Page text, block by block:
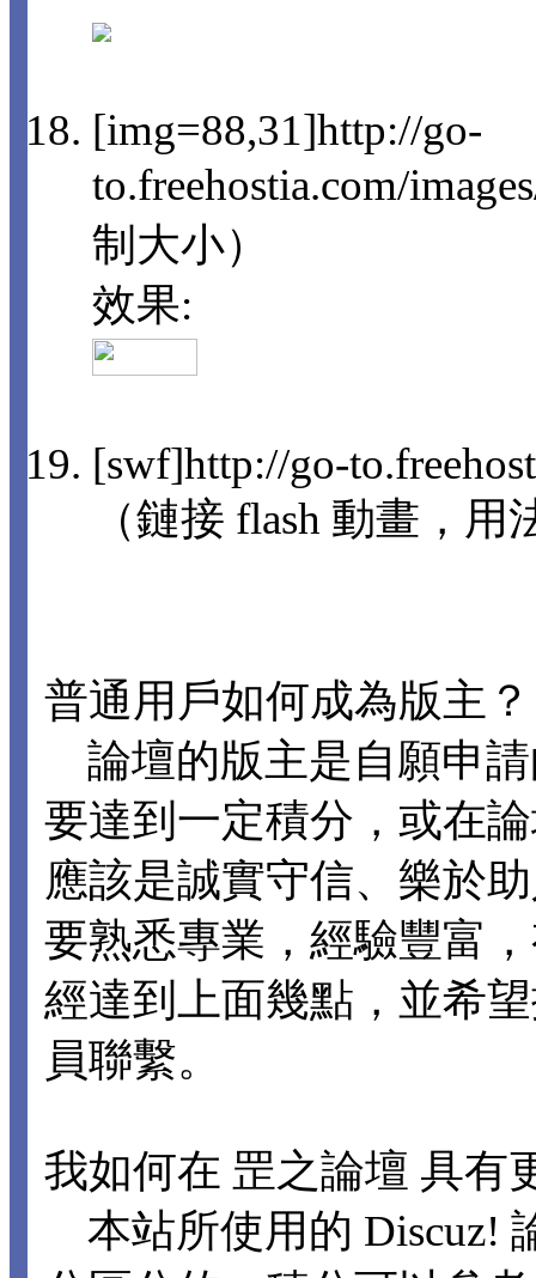
[img=88,31]http://go-
to.freehostia.com/
制大小）
效果:
[swf]http://go-
（鏈接 flash 動畫，
普通用戶如何成為版主？
論壇的版主是自願申
要達到一定積分，或在
應該是誠實守信、樂於
要熟悉專業，經驗豐富
經達到上面幾點，並希
員聯繫。
我如何在 罡之論壇 具有
本站所使用的 Discuz!